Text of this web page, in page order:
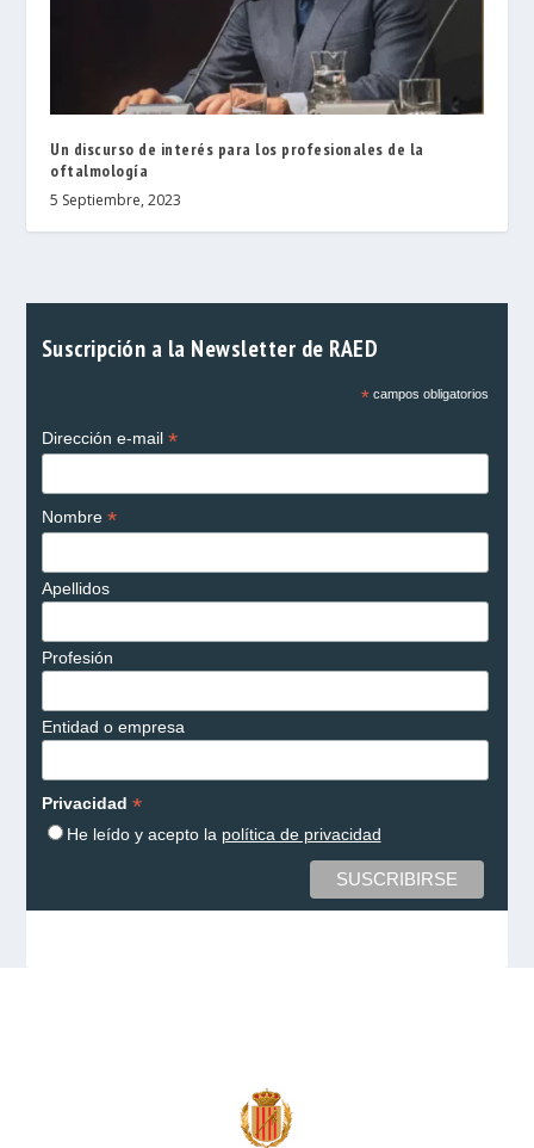
Un discurso de interés para los profesionales de la
oftalmología
5 Septiembre, 2023
Suscripción a la Newsletter de RAED
*campos obligatorios
Dirección e-mail *
Nombre *
Apellidos
Profesión
Entidad o empresa
Privacidad *
He leído y acepto la política de privacidad